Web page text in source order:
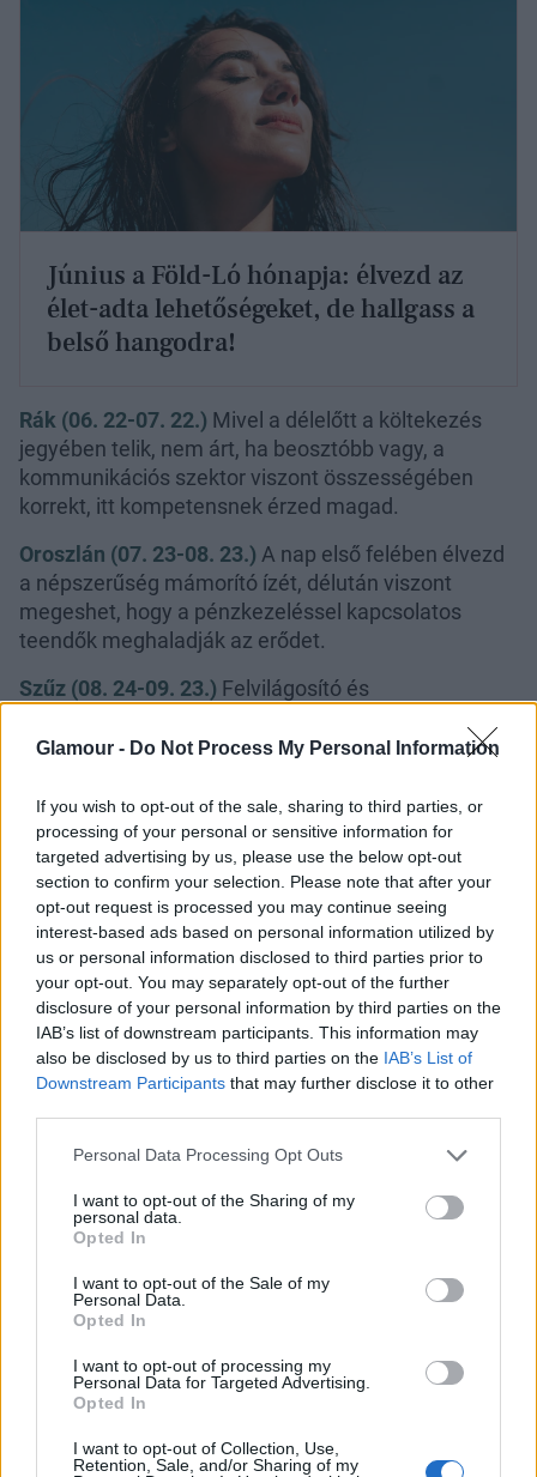
Glamour - Do Not Process My Personal Information
If you wish to opt-out of the sale, sharing to third parties, or
processing of your personal or sensitive information for
targeted advertising by us, please use the below opt-out
section to confirm your selection. Please note that after your
opt-out request is processed you may continue seeing
interest-based ads based on personal information utilized by
us or personal information disclosed to third parties prior to
your opt-out. You may separately opt-out of the further
disclosure of your personal information by third parties on the
IAB’s list of downstream participants. This information may
also be disclosed by us to third parties on the IAB’s List of
Downstream Participants that may further disclose it to other
Please note that this website/app uses one or more Google
not limited to your visit or usage behaviour. You may click to
grant or deny consent to Google and its third-party tags to
use your data for below specified purposes in below Google
consent section.
Personal Data Processing Opt Outs
I want to opt-out of the Sharing of my
personal data.
Opted In
I want to opt-out of the Sale of my
Personal Data.
Opted In
I want to opt-out of processing my
Personal Data for Targeted Advertising.
Opted In
I want to opt-out of Collection, Use,
Retention, Sale, and/or Sharing of my
Június a Föld-Ló hónapja: élvezd az
élet-adta lehetőségeket, de hallgass a
belső hangodra!
Rák (06. 22-07. 22.) Mivel a délelőtt a költekezés
jegyében telik, nem árt, ha beosztóbb vagy, a
kommunikációs szektor viszont összességében
korrekt, itt kompetensnek érzed magad.
Oroszlán (07. 23-08. 23.) A nap első felében élvezd
a népszerűség mámorító ízét, délután viszont
megeshet, hogy a pénzkezeléssel kapcsolatos
teendők meghaladják az erődet.
Szűz (08. 24-09. 23.) Felvilágosító és
de ráébredsz, hogy a fészek kényelme és melege,
Mérleg (09. 24-10. 23.)Délelőtt bővítsd közösségi
hálózatodat, szakmai ismeretségeid ugyanis kincset
érnek számodra, de később az adminisztrációs
ügyeket kell rendbe tenned.
Skorpió (10. 24-11. 22.)Ha feltöltődött az
akkumulátorod, tegyél szívességet barátaidnak és
főnöködnek, de a barátnődnél ne csak akkor
jelentkezz, ha szükséged van valamire.
Nyilas (11. 23-12. 21.)A nap első fele alkalmas
utazásra, délután viszont kedvező feltételeket tudsz
teremteni hivatásod és az üzletkötés sikeresebb,
eredményesebb gyakorlásához.